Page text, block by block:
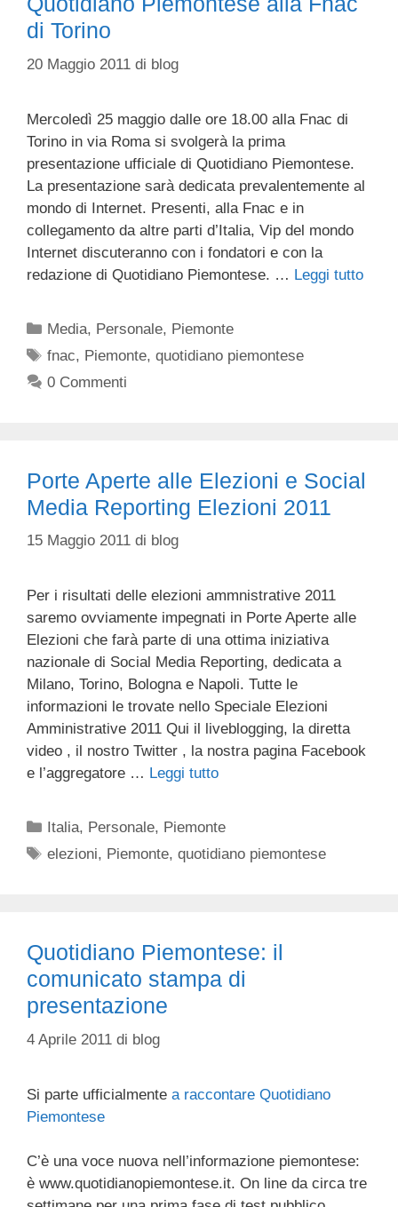
di Torino
20 Maggio 2011 di blog
Mercoledì 25 maggio dalle ore 18.00 alla Fnac di
Torino in via Roma si svolgerà la prima
presentazione ufficiale di Quotidiano Piemontese.
La presentazione sarà dedicata prevalentemente al
mondo di Internet. Presenti, alla Fnac e in
collegamento da altre parti d’Italia, Vip del mondo
Internet discuteranno con i fondatori e con la
redazione di Quotidiano Piemontese. … Leggi tutto
Categorie
Media, Personale, Piemonte
Tag
fnac, Piemonte,quotidiano piemontese
0 Commenti
Porte Aperte alle Elezioni e Social
Media Reporting Elezioni 2011
15 Maggio 2011 di blog
Per i risultati delle elezioni ammnistrative 2011
saremo ovviamente impegnati in Porte Aperte alle
Elezioni che farà parte di una ottima iniziativa
nazionale di Social Media Reporting, dedicata a
Milano, Torino, Bologna e Napoli. Tutte le
informazioni le trovate nello Speciale Elezioni
Amministrative 2011 Qui il liveblogging, la diretta
video , il nostro Twitter , la nostra pagina Facebook
e l’aggregatore … Leggi tutto
Categorie
Italia, Personale, Piemonte
Tag
elezioni, Piemonte,quotidiano piemontese
Quotidiano Piemontese: il
comunicato stampa di
presentazione
4 Aprile 2011 di blog
Si parte ufficialmente a raccontare Quotidiano
Piemontese
C’è una voce nuova nell’informazione piemontese:
è www.quotidianopiemontese.it. On line da circa tre